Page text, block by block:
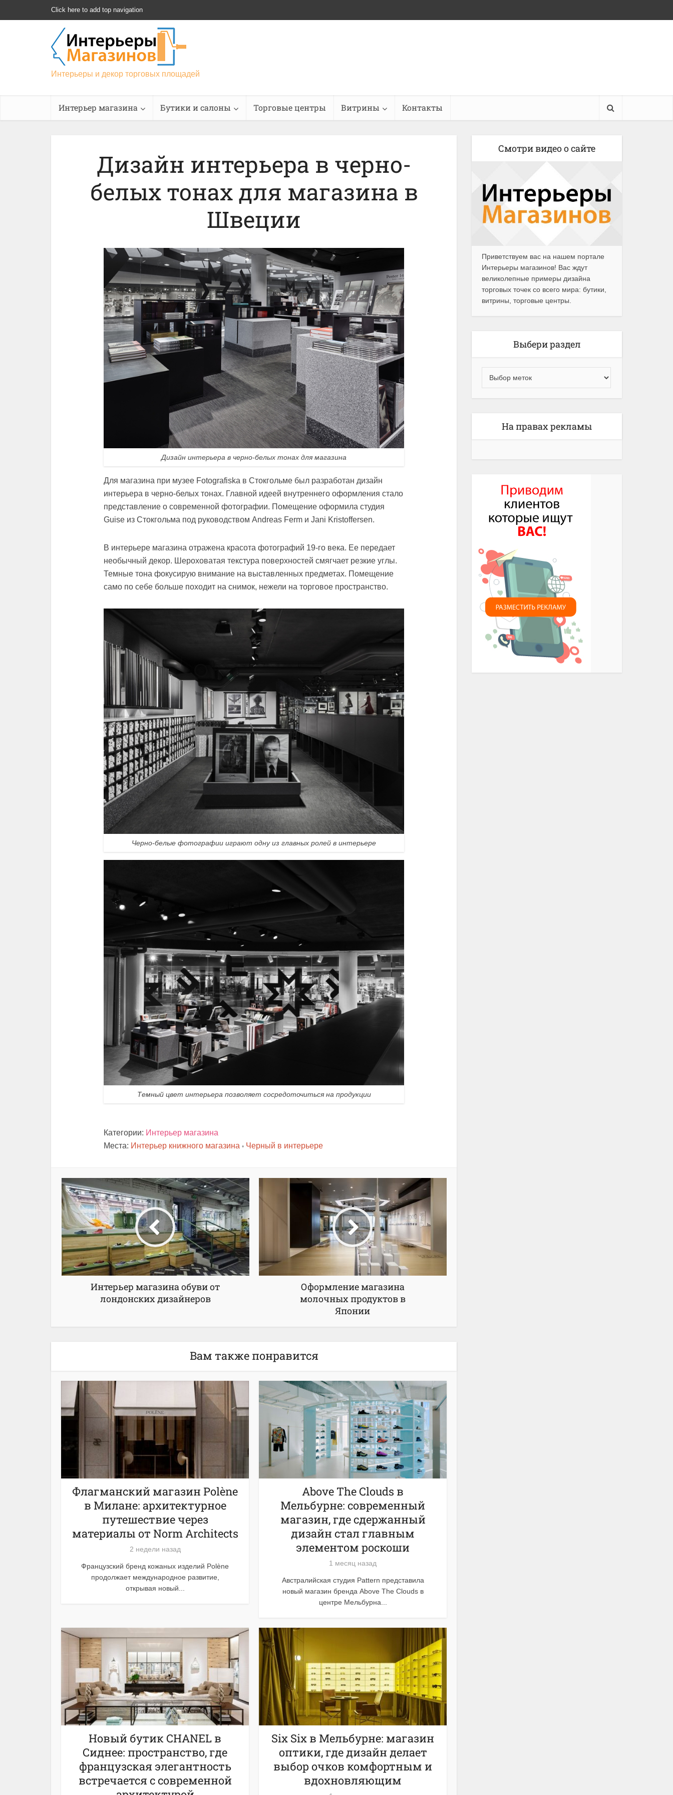
Click here to add top navigation
Интерьеры и декор торговых площадей
Интерьер магазина Бутики и салоны Торговые центры Витрины Контакты
Дизайн интерьера в черно-
белых тонах для магазина в
Швеции
Дизайн интерьера в черно-белых тонах для магазина
Для магазина при музее Fotografiska в Стокгольме был разработан дизайн
интерьера в черно-белых тонах. Главной идеей внутреннего оформления стало
представление о современной фотографии. Помещение оформила студия
Guise из Стокгольма под руководством Andreas Ferm и Jani Kristoffersen.
В интерьере магазина отражена красота фотографий 19-го века. Ее передает
необычный декор. Шероховатая текстура поверхностей смягчает резкие углы.
Темные тона фокусирую внимание на выставленных предметах. Помещение
само по себе больше походит на снимок, нежели на торговое пространство.
Черно-белые фотографии играют одну из главных ролей в интерьере
Темный цвет интерьера позволяет сосредоточиться на продукции
Категории: Интерьер магазина
Места: Интерьер книжного магазина • Черный в интерьере
Интерьер магазина обуви от
лондонских дизайнеров
Оформление магазина
молочных продуктов в
Японии
Вам также понравится
Флагманский магазин Polène
в Милане: архитектурное
путешествие через
материалы от Norm Architects
2 недели назад
Французский бренд кожаных изделий Polène
продолжает международное развитие,
открывая новый...
Above The Clouds в
Мельбурне: современный
магазин, где сдержанный
дизайн стал главным
элементом роскоши
1 месяц назад
Австралийская студия Pattern представила
новый магазин бренда Above The Clouds в
центре Мельбурна...
Новый бутик CHANEL в
Сиднее: пространство, где
французская элегантность
встречается с современной
Six Six в Мельбурне: магазин
оптики, где дизайн делает
выбор очков комфортным и
вдохновляющим
Смотри видео о сайте
Приветствуем вас на нашем портале
Интерьеры магазинов! Вас ждут
великолепные примеры дизайна
торговых точек со всего мира: бутики,
витрины, торговые центры.
Выбери раздел
На правах рекламы